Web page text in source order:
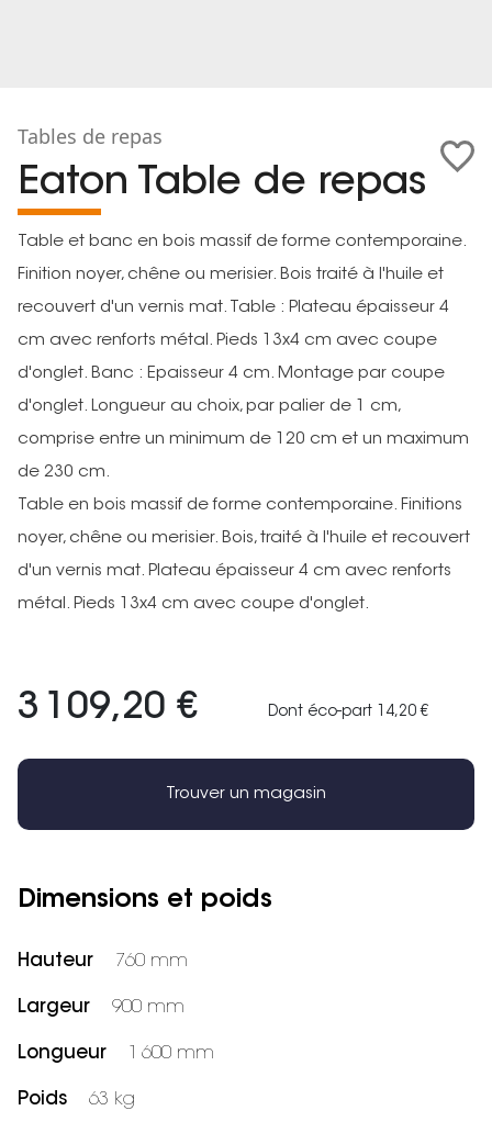
Tables de repas
Eaton Table de repas
Table et banc en bois massif de forme contemporaine.
Finition noyer, chêne ou merisier. Bois traité à l'huile et
recouvert d'un vernis mat. Table : Plateau épaisseur 4
cm avec renforts métal. Pieds 13x4 cm avec coupe
d'onglet. Banc : Epaisseur 4 cm. Montage par coupe
d'onglet. Longueur au choix, par palier de 1 cm,
comprise entre un minimum de 120 cm et un maximum
de 230 cm.
Table en bois massif de forme contemporaine. Finitions
noyer, chêne ou merisier. Bois, traité à l'huile et recouvert
d'un vernis mat. Plateau épaisseur 4 cm avec renforts
métal. Pieds 13x4 cm avec coupe d'onglet.
3 109,20 € Dont éco-part 14,20 €
Trouver un magasin
Dimensions et poids
Hauteur 760 mm
Largeur 900 mm
Longueur 1 600 mm
Poids 63 kg